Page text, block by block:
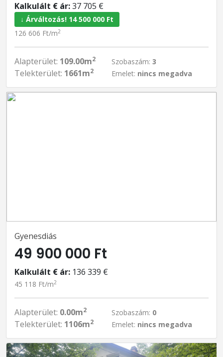
Kalkulált € ár:37 705 €
↓ Árváltozás! 14 500 000 Ft
126 606 Ft/m2
Alapterület: 109.00m2
Telekterület: 1661m2
Szobaszám: 3
Emelet: nincs megadva
Gyenesdiás
49 900 000 Ft
Kalkulált € ár: 136 339 €
45 118 Ft/m2
Alapterület: 0.00m2
Telekterület: 1106m2
Szobaszám: 0
Emelet: nincs megadva